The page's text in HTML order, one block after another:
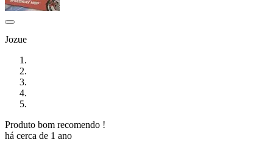
Jozue
Produto bom recomendo !
há cerca de 1 ano